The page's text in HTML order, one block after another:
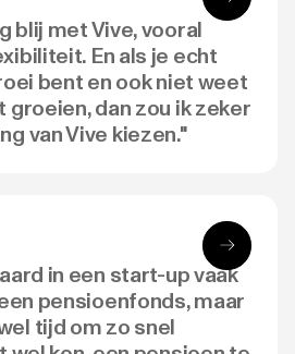
blij met Vive, vooral
En als je echt
bent en ook niet weet
groeien, dan zou ik zeker
van Vive kiezen."
in een start-up vaak
pensioenfonds, maar
tijd om zo snel